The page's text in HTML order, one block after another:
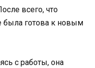
всего, что
была готова к новым
с работы, она